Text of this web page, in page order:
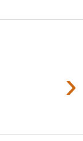
›